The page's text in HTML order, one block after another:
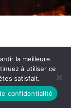
la meilleure
à utiliser ce
satisfait.
confidentialité